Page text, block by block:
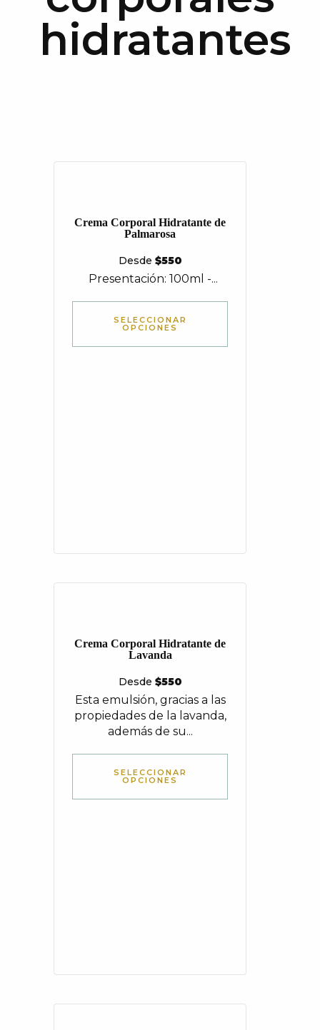
hidratantes
Crema Corporal Hidratante de
Palmarosa
Desde $550
Presentación: 100ml -...
SELECCIONAR
OPCIONES
Crema Corporal Hidratante de
Lavanda
Desde $550
Esta emulsión, gracias a las
propiedades de la lavanda,
además de su...
SELECCIONAR
OPCIONES